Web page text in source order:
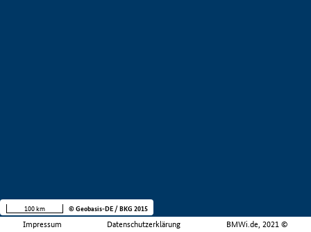
Impressum Datenschutzerklärung BMWi.de, 2021 ©
100 km © Geobasis-DE / BKG 2015